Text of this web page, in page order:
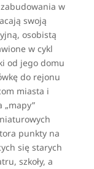
w
swoją
osobistą
w cykl
od jego domu
do rejonu
miasta i
punkty na
się starych
szkoły, a